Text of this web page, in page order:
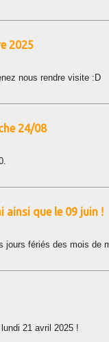
2025
nous rendre visite :D
24/08
ainsi que le 09 juin !
jours fériés des mois de
21 avril 2025 !